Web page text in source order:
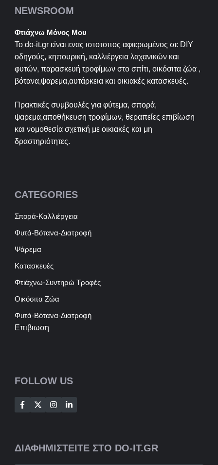
NEWSROOM
Φτιάχνω Μόνος Μου
Το do-it.gr είναι ενας ιστοτοπος αφιερωμένος σε DIY
οδηγούς, κηπουρική, καλλιέργεια λαχανικών και
φυτών, παρασκευή τροφίμων στο σπίτι, οικόσιτα ζώα ,
βότανα,ψαρεμα,αυτάρκεια και οικιακές κατασκευές.
Πρακτικές συμβουλές για φύτεμα, σπορά,
ψαρεμα,αποθήκευση τροφίμων, θεραπείες επιβίωση
και νομοθεσία σχετική με οικιακές και μη
δραστηριότητες.
CATEGORIES
Σπορά-Καλλιέργεια
Φυτά-Βότανα-Διατροφή
Ψάρεμα
Κατασκευές
Φτιάχνω-Συντηρώ Τροφές
Οικόσιτα Ζώα
Φυτά-Βότανα-Διατροφή
Επιβιωση
FOLLOW US
ΔΙΑΦΗΜΙΣΤΕΙΤΕ ΣΤΟ DO-IT.GR